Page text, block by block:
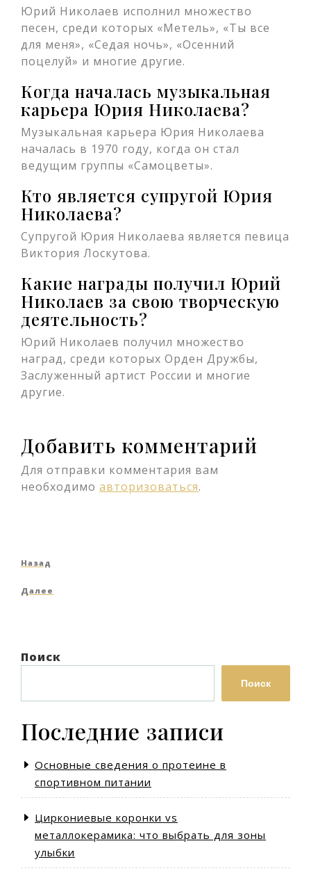
Юрий Николаев исполнил множество
песен, среди которых «Метель», «Ты все
для меня», «Седая ночь», «Осенний
поцелуй» и многие другие.
Когда началась музыкальная
карьера Юрия Николаева?
Музыкальная карьера Юрия Николаева
началась в 1970 году, когда он стал
ведущим группы «Самоцветы».
Кто является супругой Юрия
Николаева?
Супругой Юрия Николаева является певица
Виктория Лоскутова.
Какие награды получил Юрий
Николаев за свою творческую
деятельность?
Юрий Николаев получил множество
наград, среди которых Орден Дружбы,
Заслуженный артист России и многие
другие.
Добавить комментарий
Для отправки комментария вам
необходимо авторизоваться.
Навигация
по
Предыдущая
Назад
Следующая
Далее
Поиск
Поиск
Последние записи
Основные сведения о протеине в
спортивном питании
Циркониевые коронки vs
металлокерамика: что выбрать для зоны
улыбки